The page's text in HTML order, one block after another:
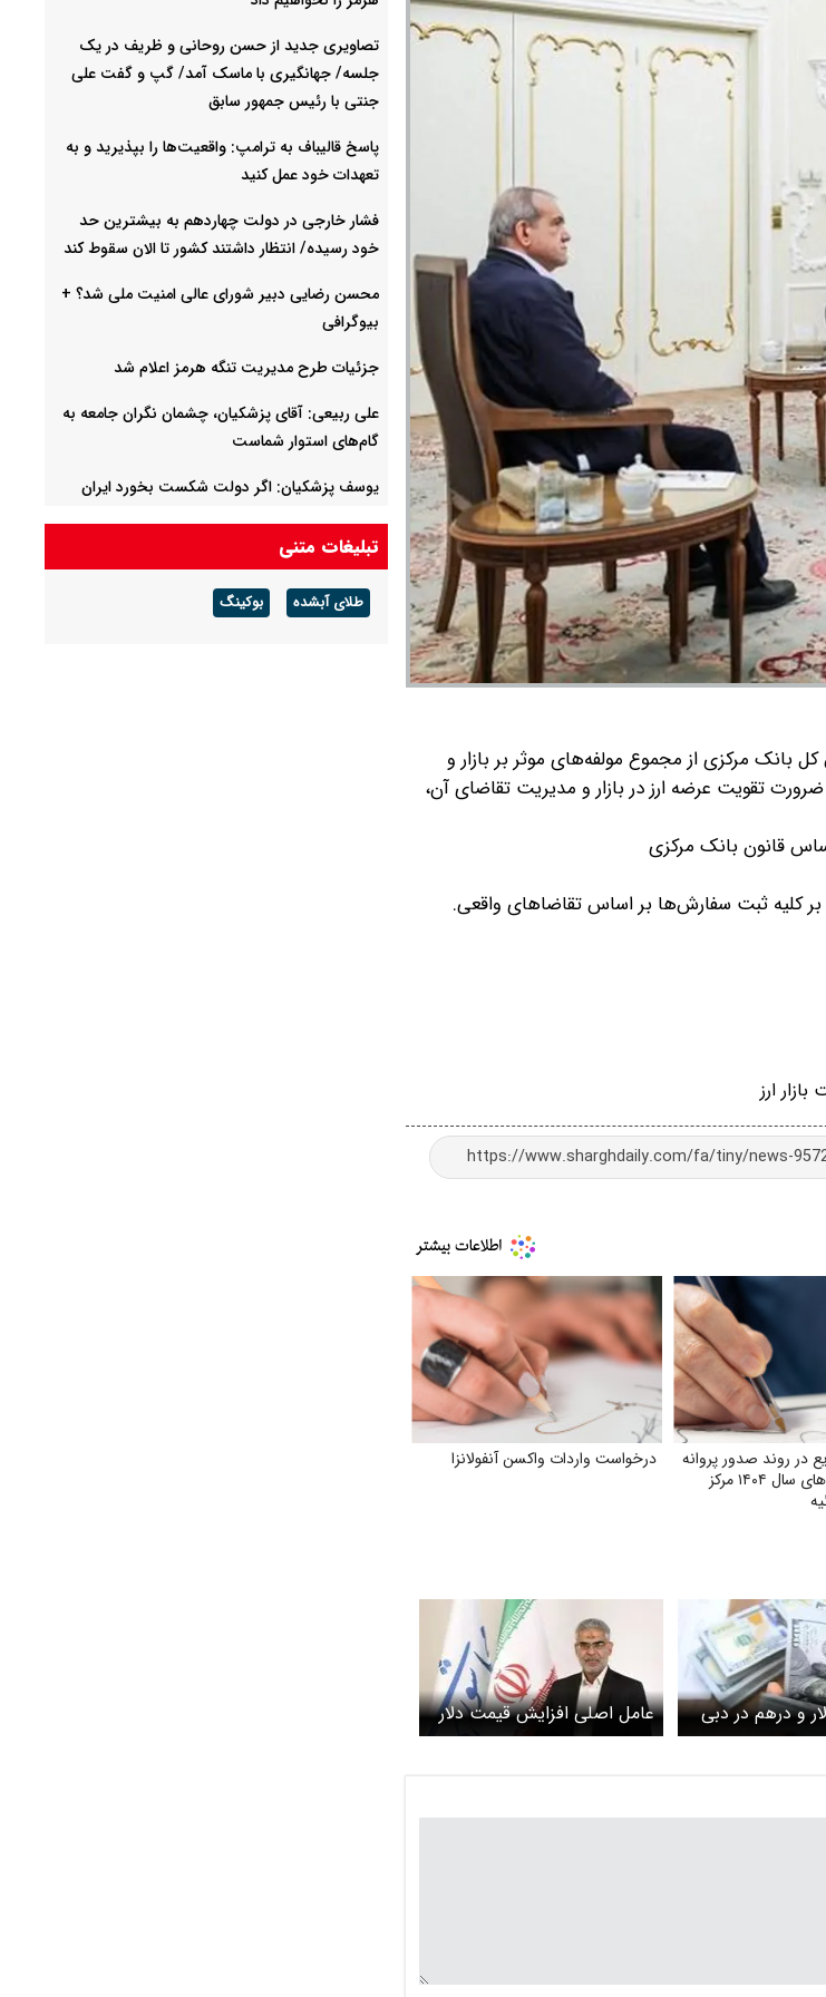
مرکزی از مجموع مولفه‌های موثر بر بازار و
تقویت عرضه ارز در بازار و مدیریت تقاضای آن،
ارز
در روند صدور پروانه
کارآموزی قبولی‌های سال ۱۴۰۴ مرکز
درخواست واردات واکسن آنفولانزا
و درهم در دبی‌
قدرتمند
عامل اصلی افزایش قیمت دلار
اقدامات هماهنگ دولت و
تصاویری جدید از حسن روحانی و ظریف در یک
جلسه/ جهانگیری با ماسک آمد/ گپ و گفت علی
جنتی با رئیس جمهور سابق
پاسخ قالیباف به ترامپ: واقعیت‌ها را بپذیرید و به
تعهدات خود عمل کنید
فشار خارجی در دولت چهاردهم به بیشترین حد
خود رسیده/ انتظار داشتند کشور تا الان سقوط کند
محسن رضایی دبیر شورای عالی امنیت ملی شد؟ +
بیوگرافی
جزئیات طرح مدیریت تنگه هرمز اعلام شد
علی ربیعی: آقای پزشکیان، چشمان نگران جامعه به
گام‌های استوار شماست
یوسف پزشکیان: اگر دولت شکست بخورد ایران
از جنگ هم پیچیده بود و جنگ هم آن را مضاعف‌
کرده است
پزشکیان: مشروطه نقطه عطف بیداری و
تبلیغات متنی
طلای آبشده بوکینگ